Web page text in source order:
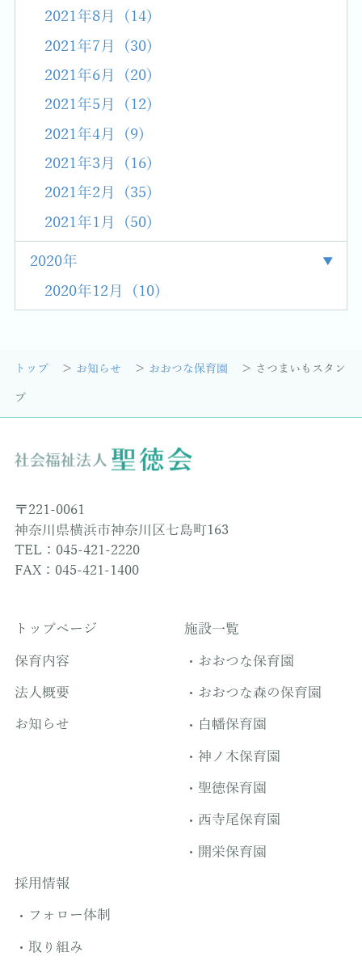
2021年8月 (14)
2021年7月 (30)
2021年6月 (20)
2021年5月 (12)
2021年4月 (9)
2021年3月 (16)
2021年2月 (35)
2021年1月 (50)
2020年
2020年12月 (10)
トップ お知らせ おおつな保育園 さつまいもスタン
プ
〒221-0061
神奈川県横浜市神奈川区七島町163
TEL：045-421-2220
FAX：045-421-1400
トップページ
保育内容
法人概要
お知らせ
施設一覧
おおつな保育園
おおつな森の保育園
白幡保育園
神ノ木保育園
聖徳保育園
西寺尾保育園
開栄保育園
採用情報
フォロー体制
取り組み